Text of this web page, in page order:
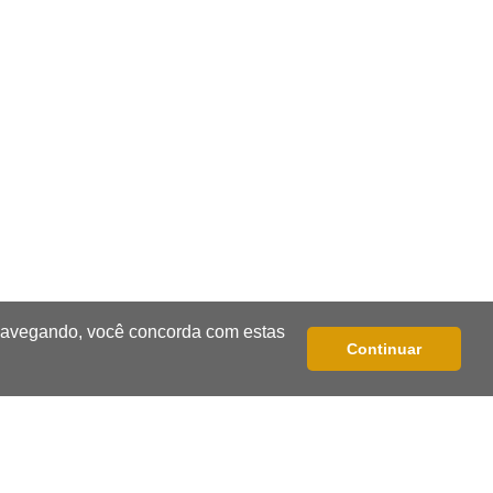
você concorda com estas
Continuar
Fiscalização apreende remédios de